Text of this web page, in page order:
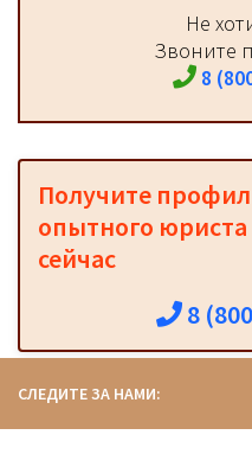
Не
Звоните
8
Получите
опытного
сейчас
8
СЛЕДИТЕ ЗА НАМИ: